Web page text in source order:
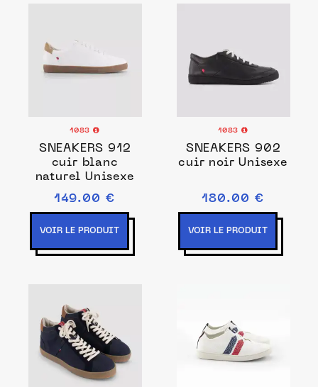
1083
SNEAKERS 912
cuir blanc
naturel Unisexe
149.00 €
VOIR LE PRODUIT
1083
SNEAKERS 902
cuir noir Unisexe
180.00 €
VOIR LE PRODUIT